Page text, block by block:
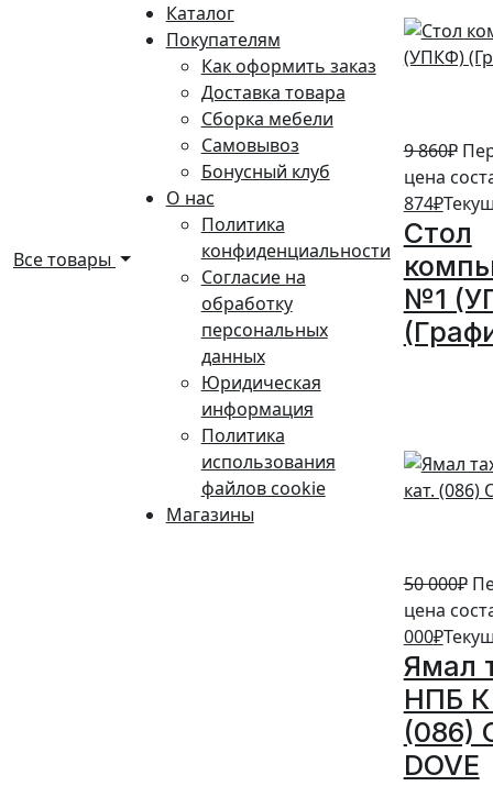
Все товары
Каталог
Покупателям
Как оформить заказ
Доставка товара
Сборка мебели
Самовывоз
Бонусный клуб
О нас
Политика
конфиденциальности
Согласие на
обработку
персональных
данных
Юридическая
информация
Политика
использования
файлов cookie
Магазины
9 860₽
цена
874₽
Стол
№1
50 000₽
цена
000₽
Ямал
НПБ К
(086)
DOVE